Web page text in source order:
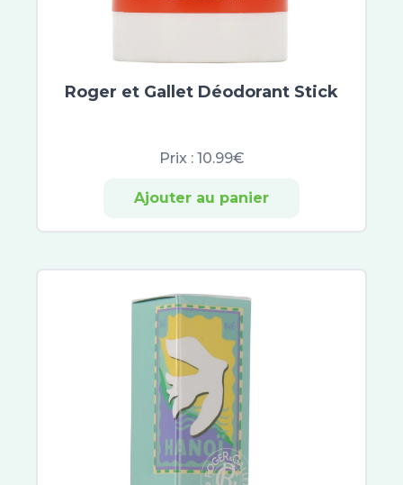
Roger et Gallet Déodorant Stick
Prix : 10.99€
Ajouter au panier